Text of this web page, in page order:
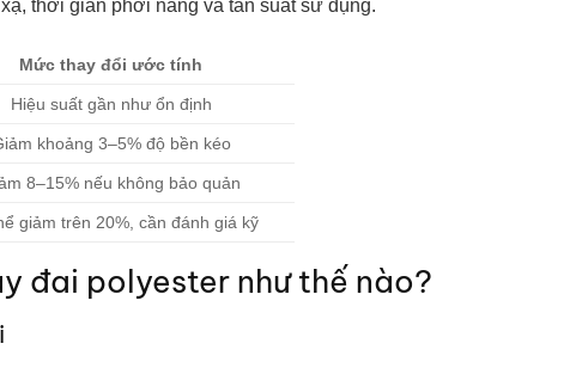
thời gian phơi nắng và tần suất sử dụng.
Mức thay đổi ước tính
Hiệu suất gần như ổn định
khoảng 3–5% độ bền kéo
8–15% nếu không bảo quản
giảm trên 20%, cần đánh giá kỹ
đai polyester như thế nào?